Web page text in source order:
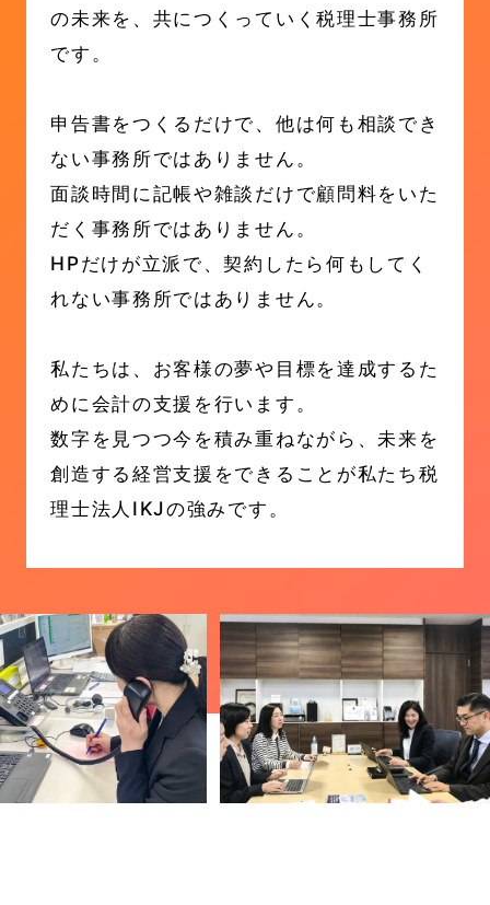
の未来を、共につくっていく税理士事務所
です。
申告書をつくるだけで、他は何も相談でき
ない事務所ではありません。
面談時間に記帳や雑談だけで顧問料をいた
だく事務所ではありません。
HPだけが立派で、契約したら何もしてく
れない事務所ではありません。
私たちは、お客様の夢や目標を達成するた
めに会計の支援を行います。
数字を見つつ今を積み重ねながら、未来を
創造する経営支援をできることが私たち税
理士法人IKJの強みです。